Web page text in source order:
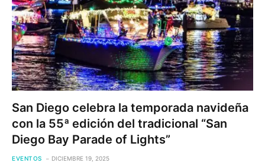
San Diego celebra la temporada navideña
con la 55ª edición del tradicional “San
Diego Bay Parade of Lights”
EVENTOS DICIEMBRE 19, 2025